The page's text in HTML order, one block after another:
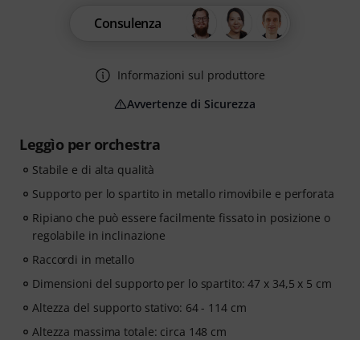
Leggìo per orchestra
Stabile e di alta qualità
Supporto per lo spartito in metallo rimovibile e perforata
Ripiano che può essere facilmente fissato in posizione o
regolabile in inclinazione
Raccordi in metallo
Dimensioni del supporto per lo spartito: 47 x 34,5 x 5 cm
Altezza del supporto stativo: 64 - 114 cm
Altezza massima totale: circa 148 cm
Consulenza
Informazioni sul produttore
Avvertenze di Sicurezza